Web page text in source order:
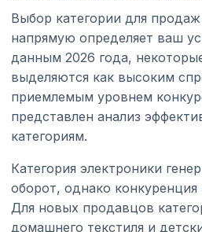
Выбор категории для
напрямую определяет ваш
данным 2026 года,
выделяются как высоким
приемлемым уровнем
представлен анализ
категориям.
Категория электроники
оборот, однако
Для новых продавцов
домашнего текстиля и